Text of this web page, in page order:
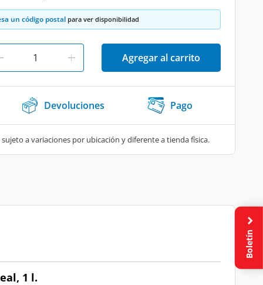
un código postal para ver disponibilidad
Agregar al carrito
Devoluciones Pago
a variaciones por ubicación y diferente a tienda física.
1 l.
Boletín